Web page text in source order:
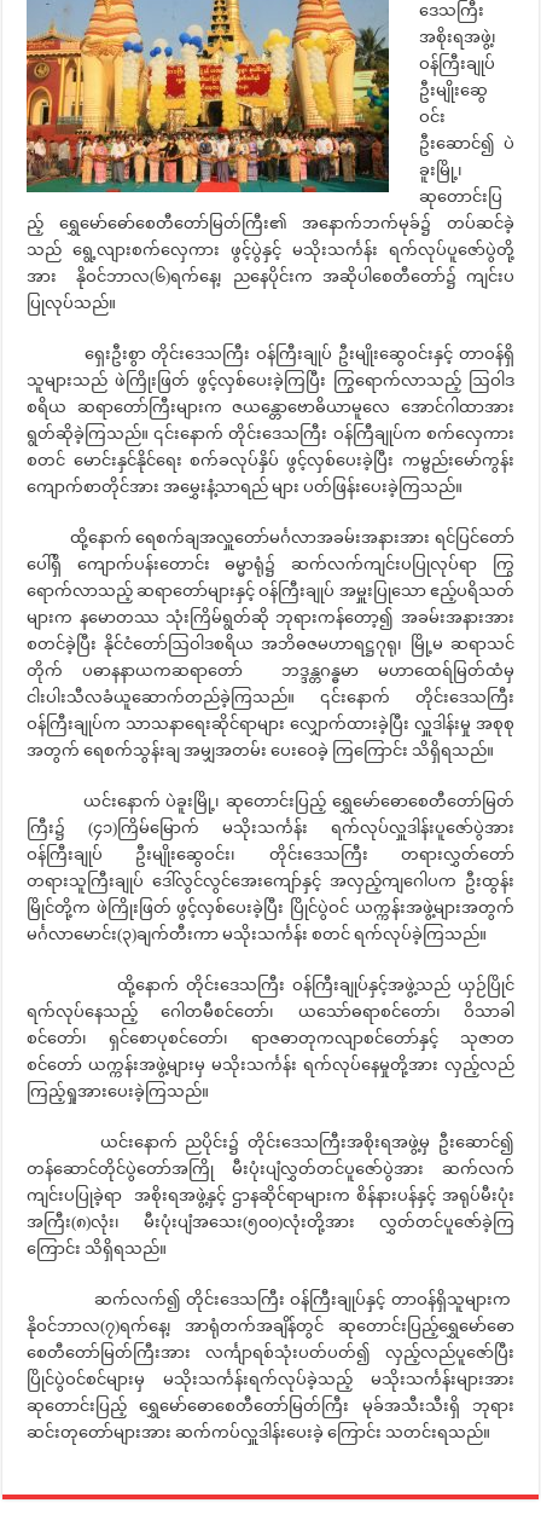
ဒေသကြီး
အစိုးရအဖွဲ့၊
ဝန်ကြီးချုပ်
ဦးမျိုးဆွေ
ဝင်း
ဦးဆောင်၍ ပဲ
ခူးမြို့၊
ဆုတောင်းပြ
ည့် ရွှေမော်ဓော်စေတီတော်မြတ်ကြီး၏ အနောက်ဘက်မုခ်၌ တပ်ဆင်ခဲ့
သည် ရွေ့လျားစက်လှေကား ဖွင့်ပွဲနှင့် မသိုးသင်္ကန်း ရက်လုပ်ပူဇော်ပွဲတို့
အား နိုဝင်ဘာလ(၆)ရက်နေ့၊ ညနေပိုင်းက အဆိုပါစေတီတော်၌ ကျင်းပ
ပြုလုပ်သည်။
ရှေးဦးစွာ တိုင်းဒေသကြီး ဝန်ကြီးချုပ် ဦးမျိုးဆွေဝင်းနှင့် တာဝန်ရှိ
သူများသည် ဖဲကြိုးဖြတ် ဖွင့်လှစ်ပေးခဲ့ကြပြီး ကြွရောက်လာသည့် ဩဝါဒ
စရိယ ဆရာတော်ကြီးများက ဇယန္တောဗောဓိယာမူလေ အောင်ဂါထာအား
ရွတ်ဆိုခဲ့ကြသည်။ ၎င်းနောက် တိုင်းဒေသကြီး ဝန်ကြီချုပ်က စက်လှေကား
စတင် မောင်းနှင်နိုင်ရေး စက်ခလုပ်နှိပ် ဖွင့်လှစ်ပေးခဲ့ပြီး ကမ္ဗည်းမော်ကွန်း
ကျောက်စာတိုင်အား အမွှေးနံ့သာရည် များ ပတ်ဖြန်းပေးခဲ့ကြသည်။
ထို့နောက် ရေစက်ချအလှူတော်မင်္ဂလာအခမ်းအနားအား ရင်ပြင်တော်
ပေါ်ရှိ ကျောက်ပန်းတောင်း ဓမ္မာရုံ၌ ဆက်လက်ကျင်းပပြုလုပ်ရာ ကြွ
ရောက်လာသည့် ဆရာတော်များနှင့် ဝန်ကြီးချုပ် အမှူးပြုသော ဧည့်ပရိသတ်
များက နမောတဿ သုံးကြိမ်ရွတ်ဆို ဘုရားကန်တော့၍ အခမ်းအနားအား
စတင်ခဲ့ပြီး နိုင်ငံတော်ဩဝါဒစရိယ အဘိဓဇမဟာရဋ္ဌဂုရု၊ မြို့မ ဆရာသင်
တိုက် ပဓာနနာယကဆရာတော် ဘဒ္ဒန္တဂန္ဓမာ မဟာထေရ်မြတ်ထံမှ
ငါးပါးသီလခံယူဆောက်တည်ခဲ့ကြသည်။ ၎င်းနောက် တိုင်းဒေသကြီး
ဝန်ကြီးချုပ်က သာသနာရေးဆိုင်ရာများ လျှောက်ထားခဲ့ပြီး လှူဒါန်းမှု အစုစု
အတွက် ရေစက်သွန်းချ အမျှအတမ်း ပေးဝေခဲ့ ကြကြောင်း သိရှိရသည်။
ယင်းနောက် ပဲခူးမြို့၊ ဆုတောင်းပြည့် ရွှေမော်ဓောစေတီတော်မြတ်
ကြီး၌ (၄၁)ကြိမ်မြောက် မသိုးသင်္ကန်း ရက်လုပ်လှူဒါန်းပူဇော်ပွဲအား
ဝန်ကြီးချုပ် ဦးမျိုးဆွေဝင်း၊ တိုင်းဒေသကြီး တရားလွှတ်တော်
တရားသူကြီးချုပ် ဒေါ်လွင်လွင်အေးကျော်နှင့် အလှည့်ကျဂေါပက ဦးထွန်း
မြိုင်တို့က ဖဲကြိုးဖြတ် ဖွင့်လှစ်ပေးခဲ့ပြီး ပြိုင်ပွဲဝင် ယက္ကန်းအဖွဲ့များအတွက်
မင်္ဂလာမောင်း(၃)ချက်တီးကာ မသိုးသင်္ကန်း စတင် ရက်လုပ်ခဲ့ကြသည်။
ထို့နောက် တိုင်းဒေသကြီး ဝန်ကြီးချုပ်နှင့်အဖွဲ့သည် ယှဉ်ပြိုင်
ရက်လုပ်နေသည့် ဂေါတမီစင်တော်၊ ယသော်ဓရာစင်တော်၊ ဝိသာခါ
စင်တော်၊ ရှင်စောပုစင်တော်၊ ရာဇဓာတုကလျာစင်တော်နှင့် သုဇာတ
စင်တော် ယက္ကန်းအဖွဲ့များမှ မသိုးသင်္ကန်း ရက်လုပ်နေမှုတို့အား လှည့်လည်
ကြည့်ရှုအားပေးခဲ့ကြသည်။
ယင်းနောက် ညပိုင်း၌ တိုင်းဒေသကြီးအစိုးရအဖွဲ့မှ ဦးဆောင်၍
တန်ဆောင်တိုင်ပွဲတော်အကြို မီးပုံးပျံလွှတ်တင်ပူဇော်ပွဲအား ဆက်လက်
ကျင်းပပြုခဲ့ရာ အစိုးရအဖွဲ့နှင့် ဌာနဆိုင်ရာများက စိန်နားပန်နှင့် အရုပ်မီးပုံး
အကြီး(၈)လုံး၊ မီးပုံးပျံအသေး(၅၀၀)လုံးတို့အား လွှတ်တင်ပူဇော်ခဲ့ကြ
ကြောင်း သိရှိရသည်။
ဆက်လက်၍ တိုင်းဒေသကြီး ဝန်ကြီးချုပ်နှင့် တာဝန်ရှိသူများက
နိုဝင်ဘာလ(၇)ရက်နေ့၊ အာရုံတက်အချိန်တွင် ဆုတောင်းပြည့်ရွှေမော်ဓော
စေတီတော်မြတ်ကြီးအား လင်္ကျာရစ်သုံးပတ်ပတ်၍ လှည့်လည်ပူဇော်ပြီး
ပြိုင်ပွဲဝင်စင်များမှ မသိုးသင်္ကန်းရက်လုပ်ခဲ့သည့် မသိုးသင်္ကန်းများအား
ဆုတောင်းပြည့် ရွှေမော်ဓောစေတီတော်မြတ်ကြီး မုခ်အသီးသီးရှိ ဘုရား
ဆင်းတုတော်များအား ဆက်ကပ်လှူဒါန်းပေးခဲ့ ကြောင်း သတင်းရသည်။